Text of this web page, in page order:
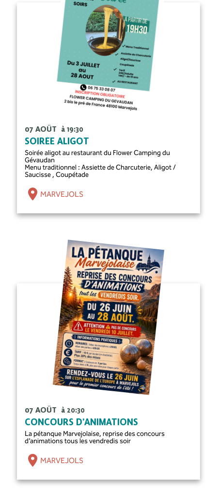
07 AOÛT à 19:30
SOIRÉE ALIGOT
Soirée aligot au restaurant du Flower Camping du
Gévaudan
Menu traditionnel : Assiette de Charcuterie, Aligot /
Saucisse , Coupétade
MARVEJOLS
07 AOÛT à 20:30
CONCOURS D’ANIMATIONS
La pétanque Marvejolaise, reprise des concours
d’animations tous les vendredis soir
MARVEJOLS